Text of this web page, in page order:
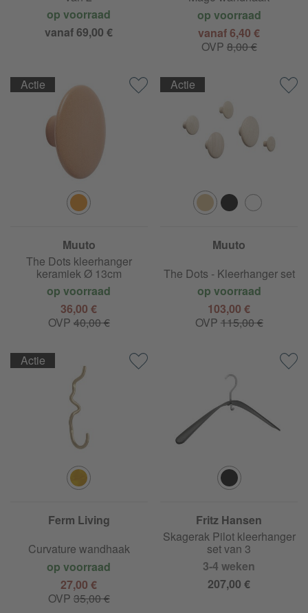
op voorraad
vanaf 69,00 €
op voorraad
vanaf 6,40 €
OVP 8,00 €
Muuto
The Dots kleerhanger
keramiek Ø 13cm
op voorraad
36,00 €
OVP 40,00 €
Actie
Muuto
The Dots - Kleerhanger set
op voorraad
103,00 €
OVP 115,00 €
Actie
Ferm Living
Curvature wandhaak
op voorraad
27,00 €
OVP 35,00 €
Actie
Fritz Hansen
Skagerak Pilot kleerhanger
set van 3
3-4 weken
207,00 €